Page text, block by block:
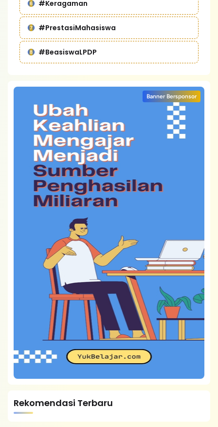
#Keragaman
#PrestasiMahasiswa
#BeasiswaLPDP
Banner Bersponsor
Rekomendasi Terbaru